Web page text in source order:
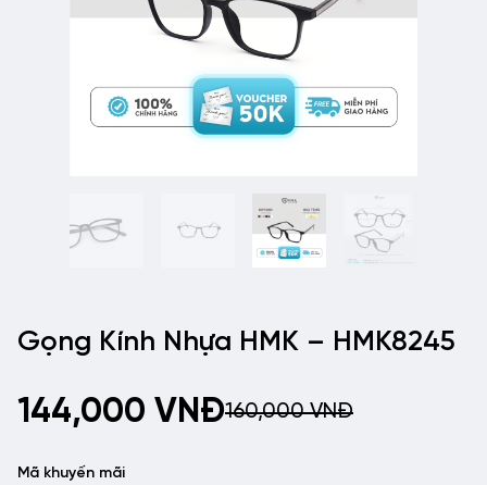
Gọng Kính Nhựa HMK – HMK8245
144,000 VNĐ160,000VNĐ
Mã khuyến mãi